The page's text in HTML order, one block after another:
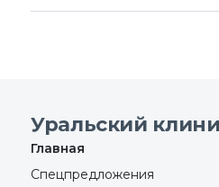
Уральский
Главная
Спецпредложения